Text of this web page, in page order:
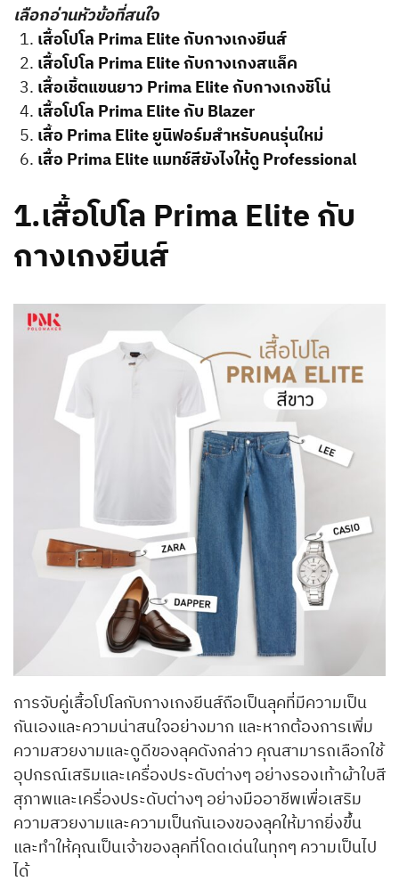
เลือกอ่านหัวข้อที่สนใจ
เสื้อโปโล Prima Elite กับกางเกงยีนส์
เสื้อโปโล Prima Elite กับกางเกงสแล็ค
เสื้อเชิ้ตแขนยาว Prima Elite กับกางเกงชิโน่
เสื้อโปโล Prima Elite กับ Blazer
เสื้อ Prima Elite ยูนิฟอร์มสำหรับคนรุ่นใหม่
เสื้อ Prima Elite แมทช์สียังไงให้ดู Professional
1.เสื้อโปโล Prima Elite กับ
กางเกงยีนส์
การจับคู่เสื้อโปโลกับกางเกงยีนส์ถือเป็นลุคที่มีความเป็น
กันเองและความน่าสนใจอย่างมาก และหากต้องการเพิ่ม
ความสวยงามและดูดีของลุคดังกล่าว คุณสามารถเลือกใช้
อุปกรณ์เสริมและเครื่องประดับต่างๆ อย่างรองเท้าผ้าใบสี
สุภาพและเครื่องประดับต่างๆ อย่างมืออาชีพเพื่อเสริม
ความสวยงามและความเป็นกันเองของลุคให้มากยิ่งขึ้น
และทำให้คุณเป็นเจ้าของลุคที่โดดเด่นในทุกๆ ความเป็นไป
ได้